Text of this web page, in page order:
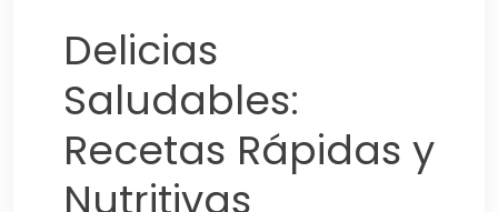
Delicias
Saludables:
Recetas Rápidas y